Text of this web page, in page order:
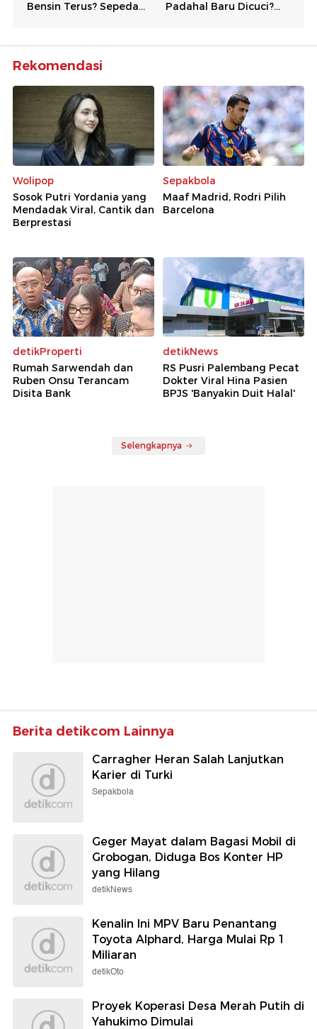
Rekomendasi
Wolipop
Sosok Putri Yordania yang
Mendadak Viral, Cantik dan
Berprestasi
Sepakbola
Maaf Madrid, Rodri Pilih
Barcelona
detikProperti
Rumah Sarwendah dan
Ruben Onsu Terancam
Disita Bank
detikNews
RS Pusri Palembang Pecat
Dokter Viral Hina Pasien
BPJS 'Banyakin Duit Halal'
Selengkapnya
Berita detikcom Lainnya
Carragher Heran Salah Lanjutkan
Karier di Turki
Sepakbola
Geger Mayat dalam Bagasi Mobil di
Grobogan, Diduga Bos Konter HP
yang Hilang
detikNews
Kenalin Ini MPV Baru Penantang
Toyota Alphard, Harga Mulai Rp 1
Miliaran
detikOto
Proyek Koperasi Desa Merah Putih di
Yahukimo Dimulai